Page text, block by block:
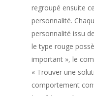
regroupé ensuite
personnalité.
personnalité issu
le type rouge
important », le
« Trouver une
comportement